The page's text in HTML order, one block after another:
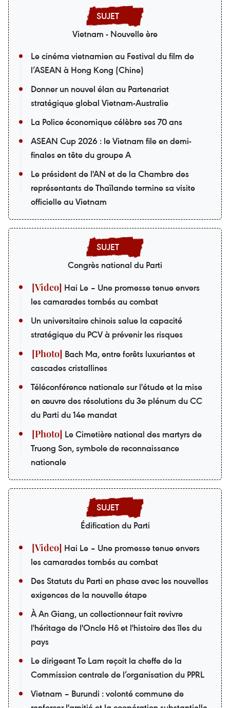
Vietnam - Nouvelle ère
Le cinéma vietnamien au Festival du film de
l’ASEAN à Hong Kong (Chine)
Donner un nouvel élan au Partenariat
stratégique global Vietnam-Australie
La Police économique célèbre ses 70 ans
ASEAN Cup 2026 : le Vietnam file en demi-
finales en tête du groupe A
Le président de l'AN et de la Chambre des
représentants de Thaïlande termine sa visite
officielle au Vietnam
Congrès national du Parti
Hai Le – Une promesse tenue envers
les camarades tombés au combat
Un universitaire chinois salue la capacité
stratégique du PCV à prévenir les risques
Bach Ma, entre forêts luxuriantes et
cascades cristallines
Téléconférence nationale sur l'étude et la mise
en œuvre des résolutions du 3e plénum du CC
du Parti du 14e mandat
Le Cimetière national des martyrs de
Truong Son, symbole de reconnaissance
nationale
Édification du Parti
Hai Le – Une promesse tenue envers
les camarades tombés au combat
Des Statuts du Parti en phase avec les nouvelles
exigences de la nouvelle étape
À An Giang, un collectionneur fait revivre
l'héritage de l'Oncle Hô et l'histoire des îles du
pays
Le dirigeant To Lam reçoit la cheffe de la
Commission centrale de l’organisation du PPRL
Vietnam – Burundi : volonté commune de